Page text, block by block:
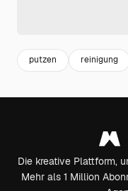
putzen reinigung
Die kreative Plattform,
Mehr als 1 Million